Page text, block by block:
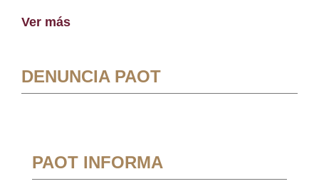
Ver más
DENUNCIA PAOT
PAOT INFORMA